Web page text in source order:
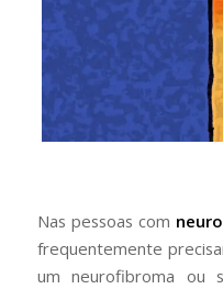
Nas pessoas com
frequentemente
um neurofibroma ou